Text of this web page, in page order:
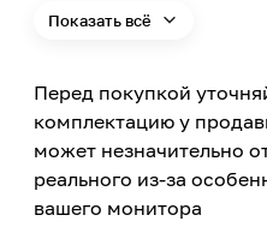
Материал обработки
Пеноблоки, Бетон,
Древесина, Керамика,
Назначение
Для кровли
Показать всё
Перед покупкой
комплектацию у
может незначительно
реального из-за
вашего монитора